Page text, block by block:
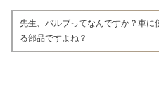
先生、バルブってなんですか？車に
る部品ですよね？